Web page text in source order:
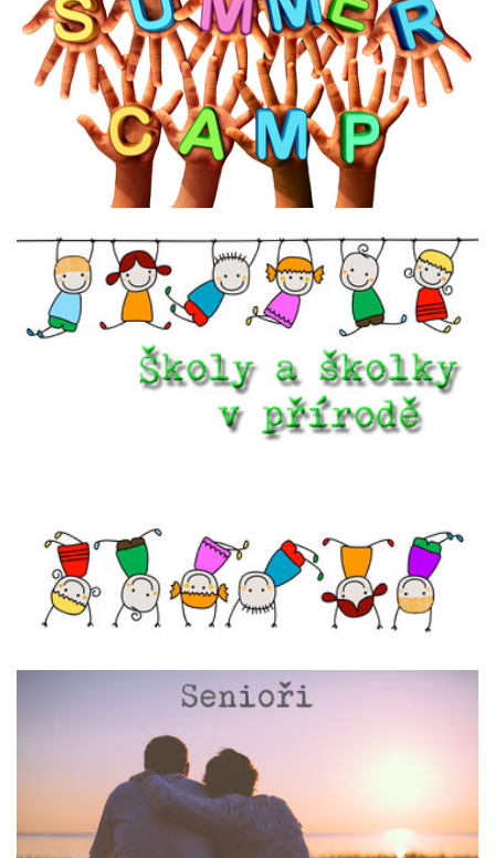
JAZYKOVÉ KEMPY
Kliknutím zobrazíte detaily
ŠKOLY A ŠKOLKY V PŘÍRODĚ
Kliknutím zobrazíte detaily